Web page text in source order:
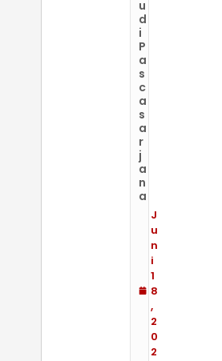
u
d
i
P
a
s
c
a
s
a
r
j
a
n
a
J
u
n
i
1
8
,
2
0
2